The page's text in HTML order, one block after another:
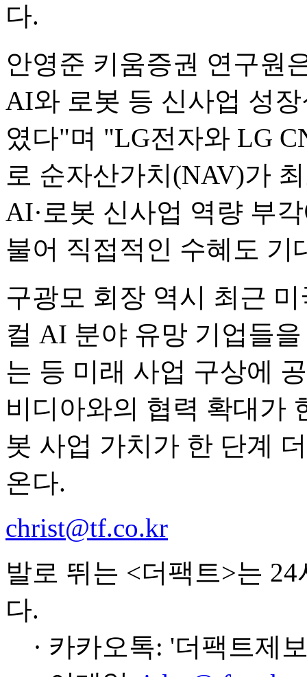
다.
안영준 키움증권 연구원
AI와 로봇 등 신사업 성
였다"며 "LG전자와 LG
로 순자산가치(NAV)가
AI·로봇 신사업 역량 부
불어 직접적인 수혜도 기
구광모 회장 역시 최근
컬 AI 분야 유망 기업들
는 등 미래 사업 구상에
비디아와의 협력 확대가
봇 사업 가치가 한 단계
온다.
christ@tf.co.kr
발로 뛰는 <더팩트>는
다.
· 카카오톡: '더팩트제